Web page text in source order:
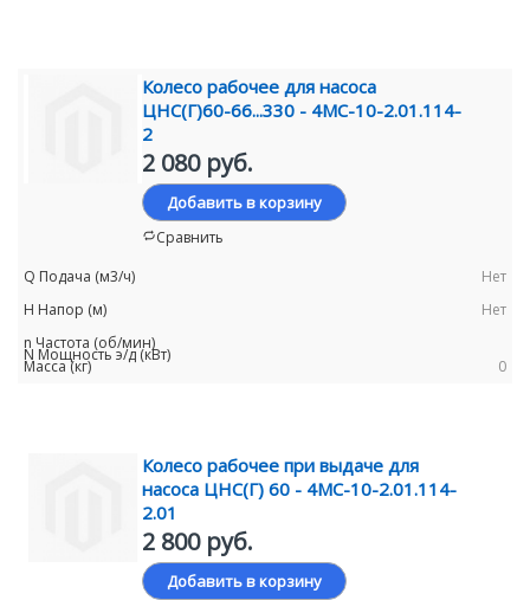
Колесо рабочее для насоса
ЦНС(Г)60-66...330 - 4МС-10-2.01.114-
2
2 080 руб.
Добавить в корзину
Сравнить
Нет
Нет
0
Колесо рабочее при выдаче для
насоса ЦНС(Г) 60 - 4МС-10-2.01.114-
2.01
2 800 руб.
Добавить в корзину